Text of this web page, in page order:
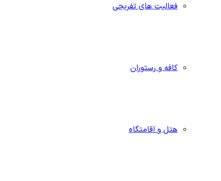
فعالیت های تفریحی
کافه و رستوران
هتل و اقامتگاه